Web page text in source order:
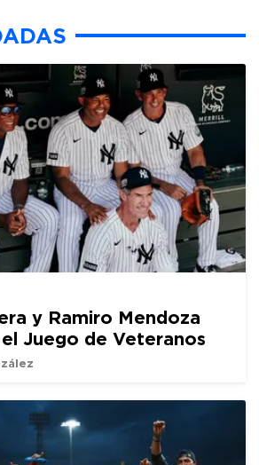
y Ramiro Mendoza
Juego de Veteranos